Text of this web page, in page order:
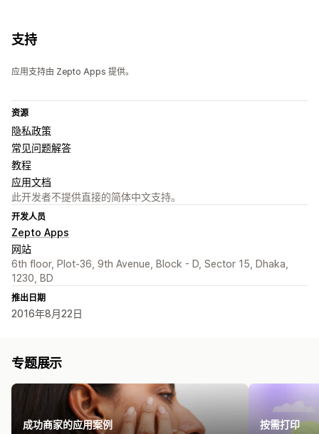
支持
应用支持由 Zepto Apps 提供。
资源
隐私政策
常见问题解答
教程
应用文档
此开发者不提供直接的简体中文支持。
开发人员
Zepto Apps
网站
6th floor, Plot-36, 9th Avenue, Block - D, Sector 15, Dhaka,
1230, BD
推出日期
2016年8月22日
专题展示
成功商家的应用案例 按需打印